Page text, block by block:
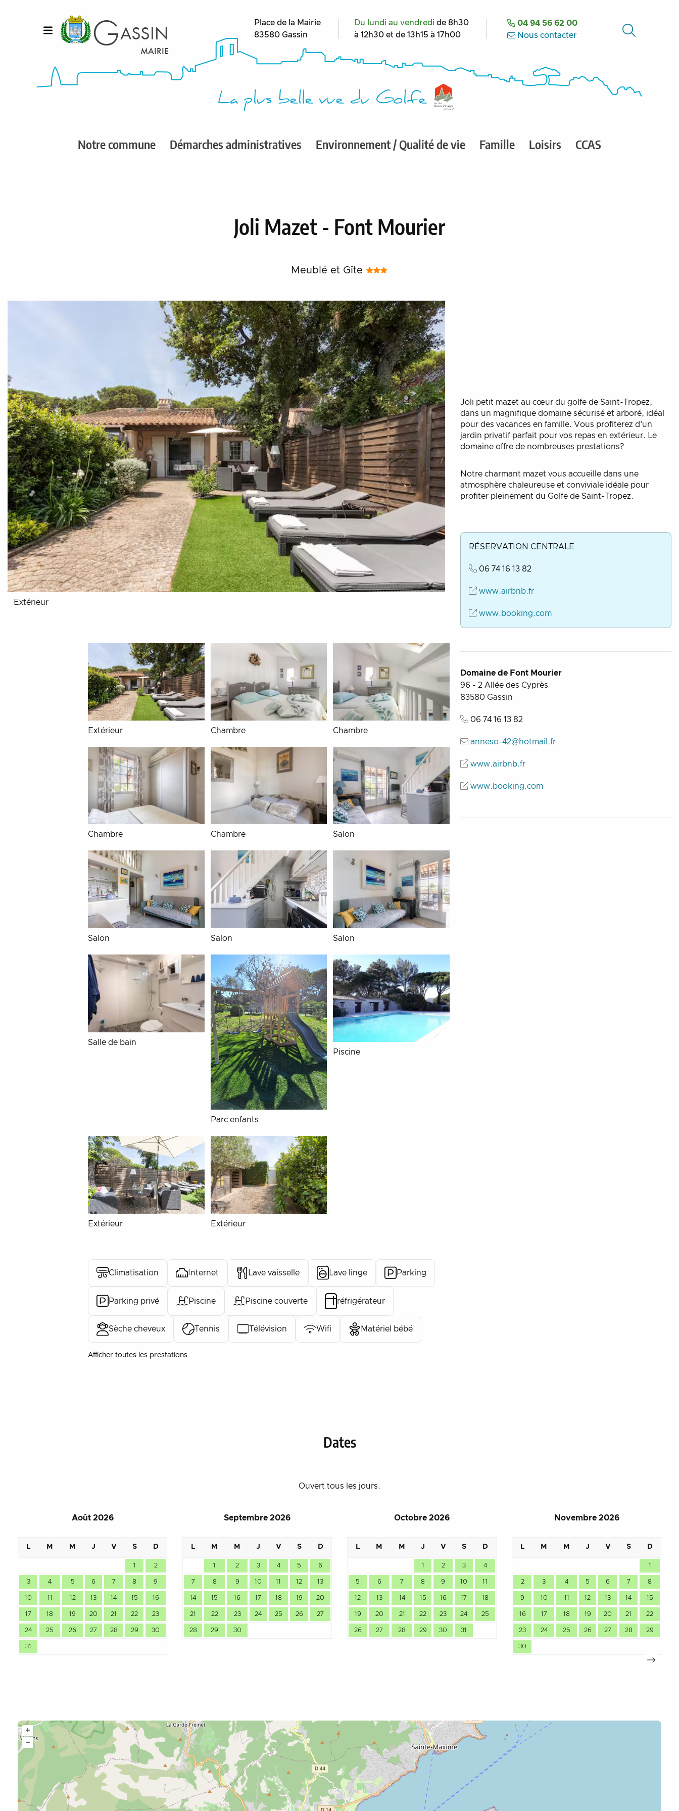
Ouvrir le menuGASSIN
MAIRIE
Place de la Mairie
83580 Gassin
Du lundi au vendredi de 8h30
à 12h30 et de 13h15 à 17h00
04 94 56 62 00
Nous contacter
La plus belle vue du Golfe
Notre commune Démarches administratives Environnement / Qualité de vie Famille Loisirs CCAS
Joli Mazet - Font Mourier
Meublé et Gîte
Extérieur
Extérieur Chambre Chambre
Chambre Chambre Salon
Salon Salon Salon
Salle de bain
Parc enfants
Piscine
Extérieur Extérieur
Climatisation Internet Lave vaisselle Lave linge Parking
Parking privé Piscine Piscine couverte réfrigérateur
Sèche cheveux Tennis Télévision Wifi Matériel bébé
Afficher toutes les prestations
Joli petit mazet au cœur du golfe de Saint-Tropez,
dans un magnifique domaine sécurisé et arboré, idéal
pour des vacances en famille. Vous profiterez d'un
jardin privatif parfait pour vos repas en extérieur. Le
domaine offre de nombreuses prestations?
Notre charmant mazet vous accueille dans une
atmosphère chaleureuse et conviviale idéale pour
profiter pleinement du Golfe de Saint-Tropez.
RÉSERVATION CENTRALE
06 74 16 13 82
www.airbnb.fr
www.booking.com
Domaine de Font Mourier
96 - 2 Allée des Cyprès
83580 Gassin
06 74 16 13 82
anneso-42@hotmail.fr
www.airbnb.fr
www.booking.com
Dates
Ouvert tous les jours.
Août 2026
L M M J V S D
1 2
3 4 5 6 7 8 9
10 11 12 13 14 15 16
17 18 19 20 21 22 23
24 25 26 27 28 29 30
31
Septembre 2026
L M M J V S D
1 2 3 4 5 6
7 8 9 10 11 12 13
14 15 16 17 18 19 20
21 22 23 24 25 26 27
28 29 30
Octobre 2026
L M M J V S D
1 2 3 4
5 6 7 8 9 10 11
12 13 14 15 16 17 18
19 20 21 22 23 24 25
26 27 28 29 30 31
Novembre 2026
L M M J V S D
1
2 3 4 5 6 7 8
9 10 11 12 13 14 15
16 17 18 19 20 21 22
23 24 25 26 27 28 29
30
+
–